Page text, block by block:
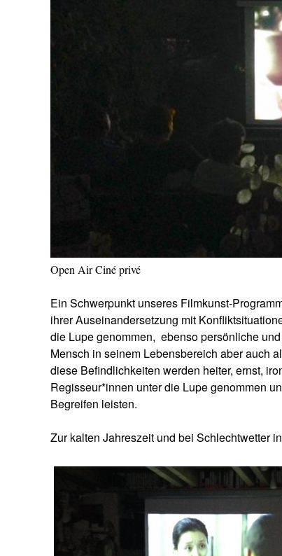
Open Air Ciné privé
Ein Schwerpunkt unseres Filmkunst-
ihrer Auseinandersetzung mit
die Lupe genommen, ebenso persönliche
Mensch in seinem Lebensbereich aber auch
diese Befindlichkeiten werden heiter, ernst,
Regisseur*innen unter die Lupe genommen
Begreifen leisten.
Zur kalten Jahreszeit und bei Schlechtwetter